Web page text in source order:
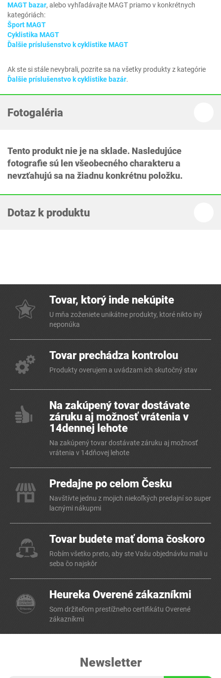
MAGT bazar, alebo vyhľadávajte MAGT priamo v konkrétnych
kategóriách:
Šport MAGT
Cyklistika MAGT
Ďalšie príslušenstvo k cyklistike MAGT
Ak ste si stále nevybrali, pozrite sa na všetky produkty z kategórie
Ďalšie príslušenstvo k cyklistike bazár.
Fotogaléria
Tento produkt nie je na sklade. Nasledujúce
fotografie sú len všeobecného charakteru a
nevzťahujú sa na žiadnu konkrétnu položku.
Dotaz k produktu
Tovar, ktorý inde nekúpite
U mňa zoženiete unikátne produkty, ktoré nikto iný
neponúka
Tovar prechádza kontrolou
Produkty overujem a uvádzam ich skutočný stav
Na zakúpený tovar dostávate
záruku aj možnosť vrátenia v
14dennej lehote
Na zakúpený tovar dostávate záruku aj možnosť
vrátenia v 14dňovej lehote
Predajne po celom Česku
Navštívte jednu z mojich niekoľkých predajní so super
lacnými nákupmi
Tovar budete mať doma čoskoro
Robím všetko preto, aby ste Vašu objednávku mali u
seba čo najskôr
Heureka Overené zákazníkmi
Som držiteľom prestížneho certifikátu Overené
zákazníkmi
Newsletter